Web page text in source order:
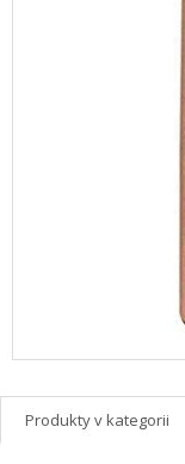
Produkty v kategorii